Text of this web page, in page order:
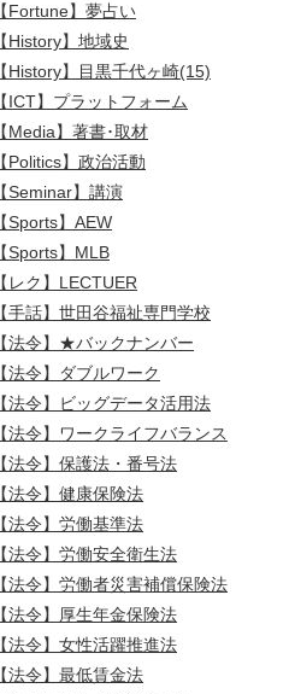
【Fortune】夢占い
【History】地域史
【History】目黒千代ヶ崎(15)
【ICT】プラットフォーム
【Media】著書･取材
【Politics】政治活動
【Seminar】講演
【Sports】AEW
【Sports】MLB
【レク】LECTUER
【手話】世田谷福祉専門学校
【法令】★バックナンバー
【法令】ダブルワーク
【法令】ビッグデータ活用法
【法令】ワークライフバランス
【法令】保護法・番号法
【法令】健康保険法
【法令】労働基準法
【法令】労働安全衛生法
【法令】労働者災害補償保険法
【法令】厚生年金保険法
【法令】女性活躍推進法
【法令】最低賃金法